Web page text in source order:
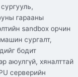
гарааны
sandbox орчин
сургалт,
бодит
аюулгүй, хяналттай
серверийн